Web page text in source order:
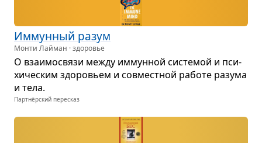
Иммун­ный разум
Монти Лайман · здоровье
О вза­и­мо­связи между иммун­ной систе­мой и пси­
хи­че­ским здо­ро­вьем и сов­мест­ной работе разума
и тела.
Партнёрский пересказ